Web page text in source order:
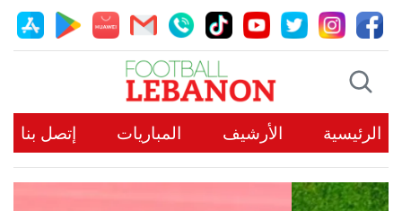
الرئيسية الأرشيف المباريات إتصل بنا